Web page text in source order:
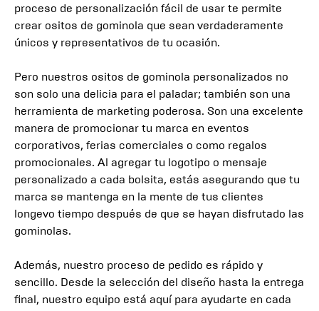
proceso de personalización fácil de usar te permite
crear ositos de gominola que sean verdaderamente
únicos y representativos de tu ocasión.
Pero nuestros ositos de gominola personalizados no
son solo una delicia para el paladar; también son una
herramienta de marketing poderosa. Son una excelente
manera de promocionar tu marca en eventos
corporativos, ferias comerciales o como regalos
promocionales. Al agregar tu logotipo o mensaje
personalizado a cada bolsita, estás asegurando que tu
marca se mantenga en la mente de tus clientes
longevo tiempo después de que se hayan disfrutado las
gominolas.
Además, nuestro proceso de pedido es rápido y
sencillo. Desde la selección del diseño hasta la entrega
final, nuestro equipo está aquí para ayudarte en cada